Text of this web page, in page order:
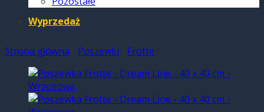
Wyprzedaż
Strona główna Poszewki Frotte